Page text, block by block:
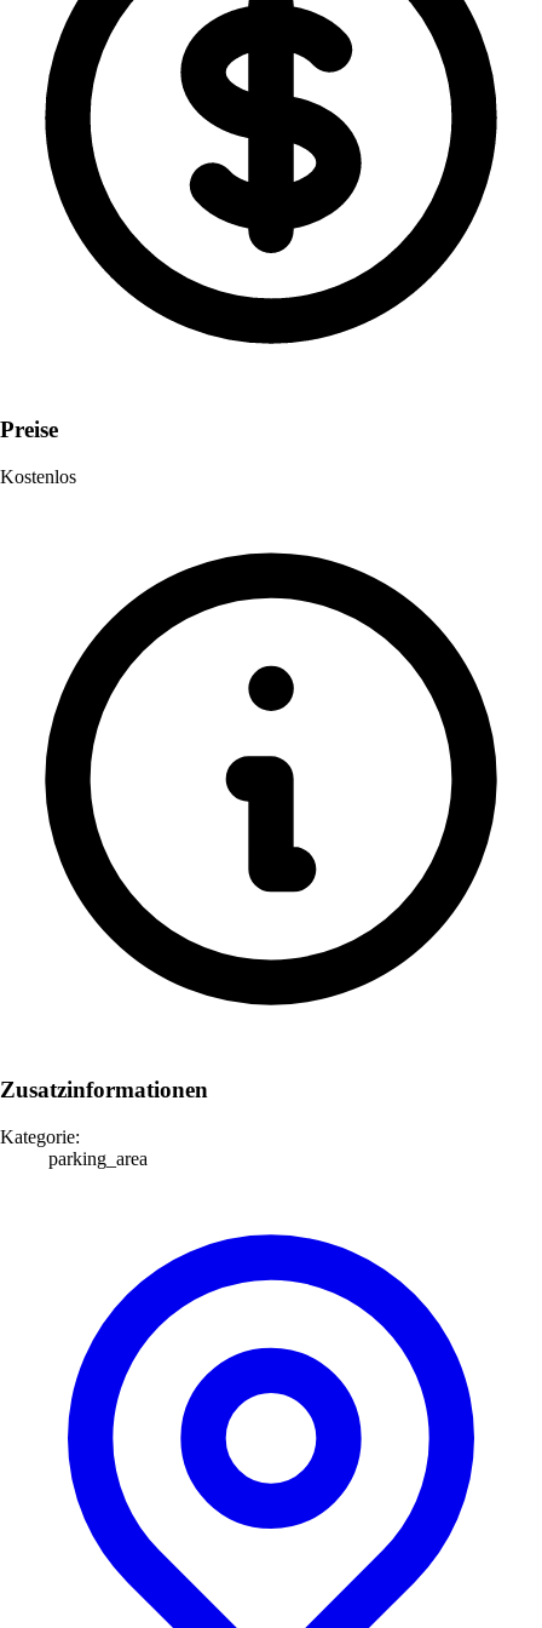
Preise
Kostenlos
Zusatzinformationen
Kategorie:
parking_area